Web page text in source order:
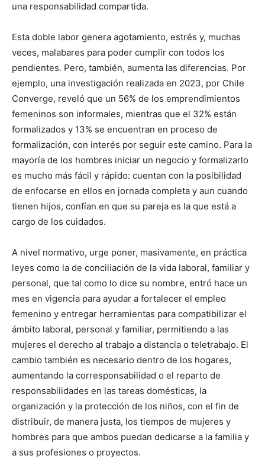
una responsabilidad compartida.
Esta doble labor genera agotamiento, estrés y, muchas
veces, malabares para poder cumplir con todos los
pendientes. Pero, también, aumenta las diferencias. Por
ejemplo, una investigación realizada en 2023, por Chile
Converge, reveló que un 56% de los emprendimientos
femeninos son informales, mientras que el 32% están
formalizados y 13% se encuentran en proceso de
formalización, con interés por seguir este camino. Para la
mayoría de los hombres iniciar un negocio y formalizarlo
es mucho más fácil y rápido: cuentan con la posibilidad
de enfocarse en ellos en jornada completa y aun cuando
tienen hijos, confían en que su pareja es la que está a
cargo de los cuidados.
A nivel normativo, urge poner, masivamente, en práctica
leyes como la de conciliación de la vida laboral, familiar y
personal, que tal como lo dice su nombre, entró hace un
mes en vigencia para ayudar a fortalecer el empleo
femenino y entregar herramientas para compatibilizar el
ámbito laboral, personal y familiar, permitiendo a las
mujeres el derecho al trabajo a distancia o teletrabajo. El
cambio también es necesario dentro de los hogares,
aumentando la corresponsabilidad o el reparto de
responsabilidades en las tareas domésticas, la
organización y la protección de los niños, con el fin de
distribuir, de manera justa, los tiempos de mujeres y
hombres para que ambos puedan dedicarse a la familia y
a sus profesiones o proyectos.